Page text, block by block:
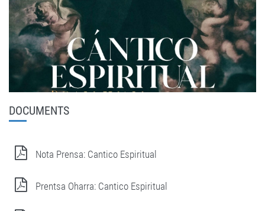
DOCUMENTS
Nota Prensa: Cantico Espiritual
Prentsa Oharra: Cantico Espiritual